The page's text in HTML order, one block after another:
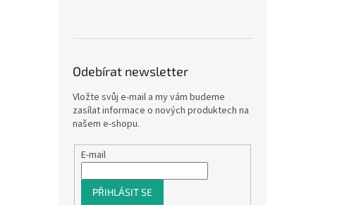
Odebírat newsletter
Vložte svůj e-mail a my vám budeme
zasílat informace o nových produktech na
našem e-shopu.
E-mail
PŘIHLÁSIT SE